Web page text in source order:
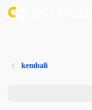
kembali